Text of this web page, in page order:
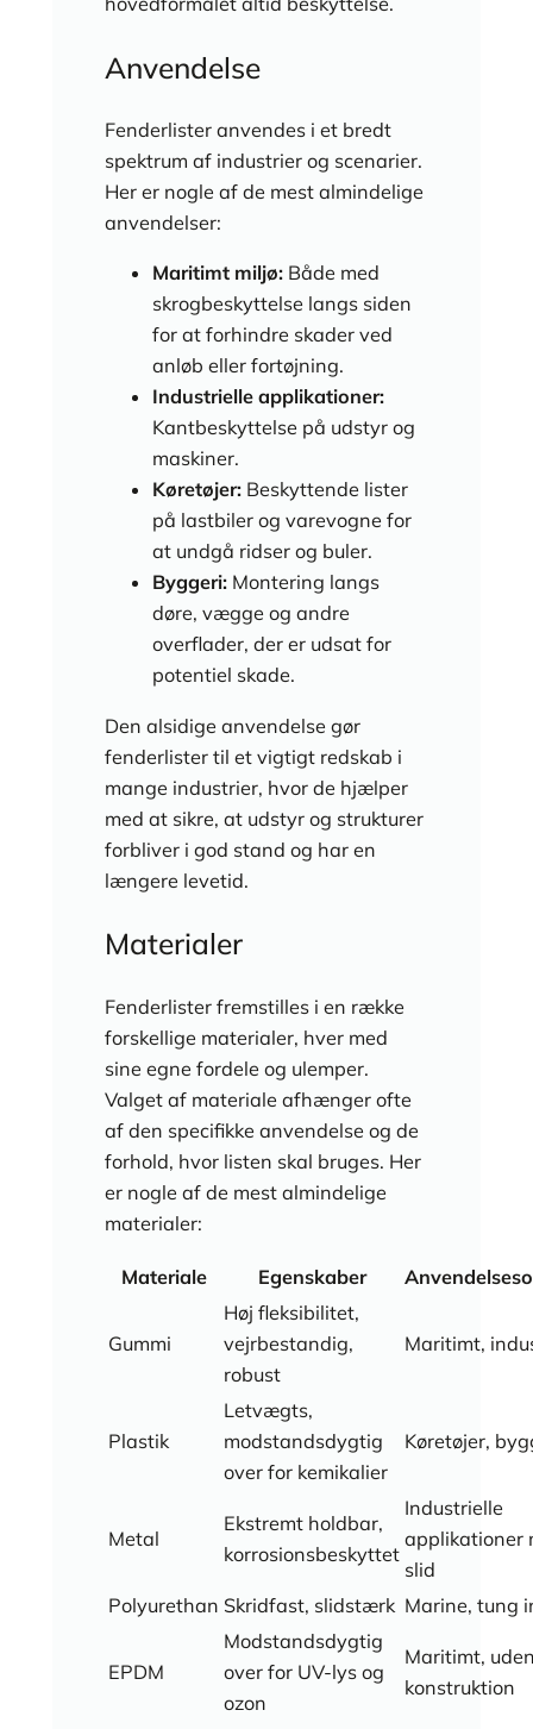
Anvendelse
Fenderlister anvendes i et bredt
spektrum af industrier og scenarier.
Her er nogle af de mest almindelige
anvendelser:
Maritimt miljø: Både med
skrogbeskyttelse langs siden
for at forhindre skader ved
anløb eller fortøjning.
Industrielle applikationer:
Kantbeskyttelse på udstyr og
maskiner.
Køretøjer: Beskyttende lister
på lastbiler og varevogne for
at undgå ridser og buler.
Byggeri: Montering langs
døre, vægge og andre
overflader, der er udsat for
potentiel skade.
Den alsidige anvendelse gør
fenderlister til et vigtigt redskab i
mange industrier, hvor de hjælper
med at sikre, at udstyr og strukturer
forbliver i god stand og har en
længere levetid.
Materialer
Fenderlister fremstilles i en række
forskellige materialer, hver med
sine egne fordele og ulemper.
Valget af materiale afhænger ofte
af den specifikke anvendelse og de
forhold, hvor listen skal bruges. Her
er nogle af de mest almindelige
materialer:
Materiale Egenskaber
Gummi
Høj fleksibilitet,
vejrbestandig,
robust
Maritimt,
Plastik
Letvægts,
modstandsdygtig
over for kemikalier
Køretøjer,
Metal
Ekstremt holdbar,
korrosionsbeskyttet
Industrielle
applikationer
slid
Polyurethan Skridfast, slidstærk Marine, tung
EPDM
Modstandsdygtig
over for UV-lys og
ozon
Maritimt,
konstruktion